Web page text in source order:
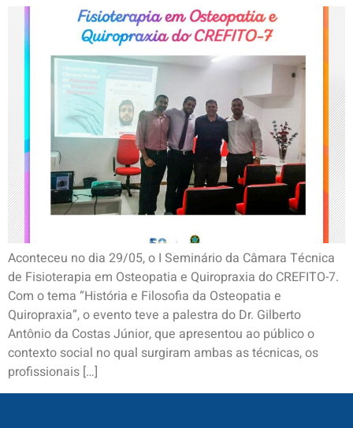
Aconteceu no dia 29/05, o I Seminário da Câmara Técnica
de Fisioterapia em Osteopatia e Quiropraxia do CREFITO-7.
Com o tema “História e Filosofia da Osteopatia e
Quiropraxia”, o evento teve a palestra do Dr. Gilberto
Antônio da Costas Júnior, que apresentou ao público o
contexto social no qual surgiram ambas as técnicas, os
profissionais […]